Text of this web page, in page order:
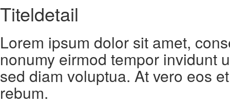
Titeldetail
Lorem ipsum dolor sit amet,
nonumy eirmod tempor invidunt
sed diam voluptua. At vero eos
rebum.